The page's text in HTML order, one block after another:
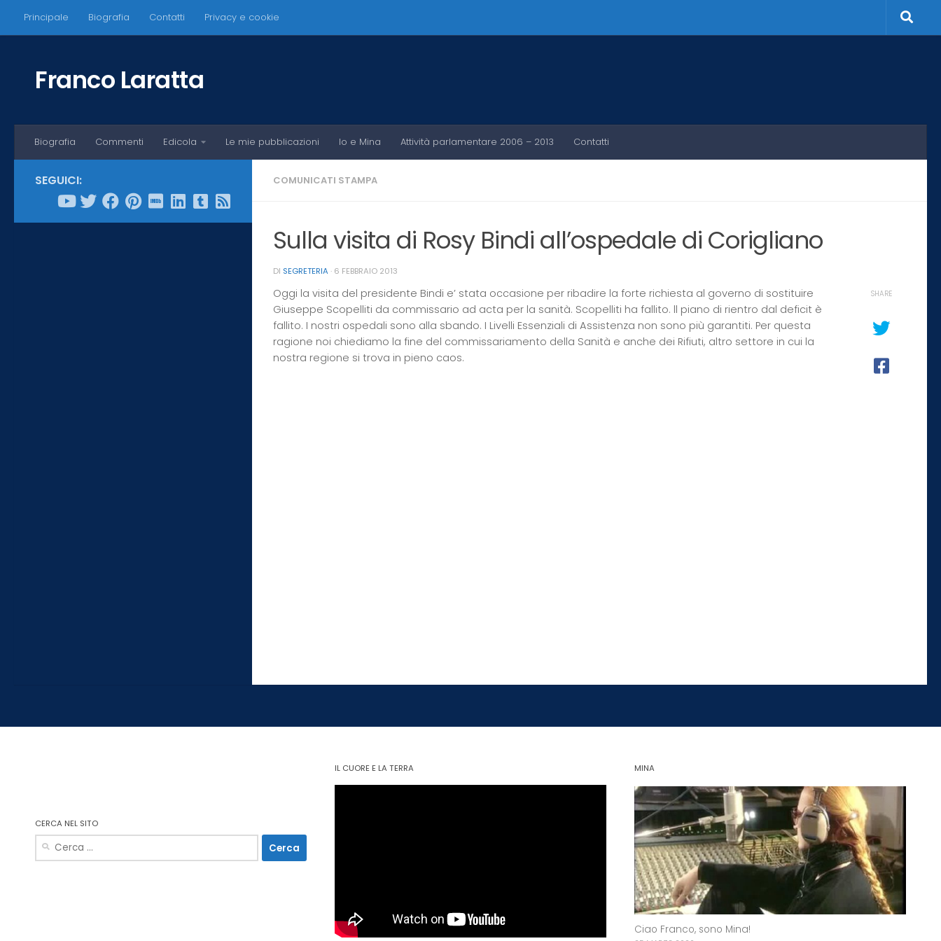
Salta al contenuto
Principale Biografia Contatti Privacy e cookie
Franco Laratta
Biografia Commenti Edicola Le mie pubblicazioni Io e Mina Attività parlamentare 2006 – 2013 Contatti
COMUNICATI STAMPA
Sulla visita di Rosy Bindi all’ospedale di Corigliano
DI SEGRETERIA · 6 FEBBRAIO 2013
Oggi la visita del presidente Bindi e’ stata occasione per ribadire la forte richiesta al governo di sostituire
Giuseppe Scopelliti da commissario ad acta per la sanità. Scopelliti ha fallito. ll piano di rientro dal deficit è
fallito. I nostri ospedali sono alla sbando. I Livelli Essenziali di Assistenza non sono più garantiti. Per questa
ragione noi chiediamo la fine del commissariamento della Sanità e anche dei Rifiuti, altro settore in cui la
nostra regione si trova in pieno caos.
SHARE
SEGUICI:
CERCA NEL SITO
Ricerca
per:
IL CUORE E LA TERRA MINA
Ciao Franco, sono Mina!